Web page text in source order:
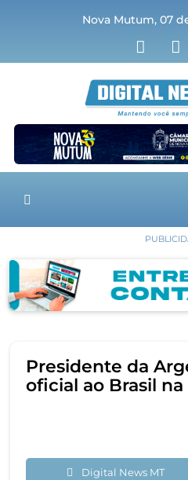
Nova Mutum, 07
Presidente da
oficial ao Brasil
Digital News MT